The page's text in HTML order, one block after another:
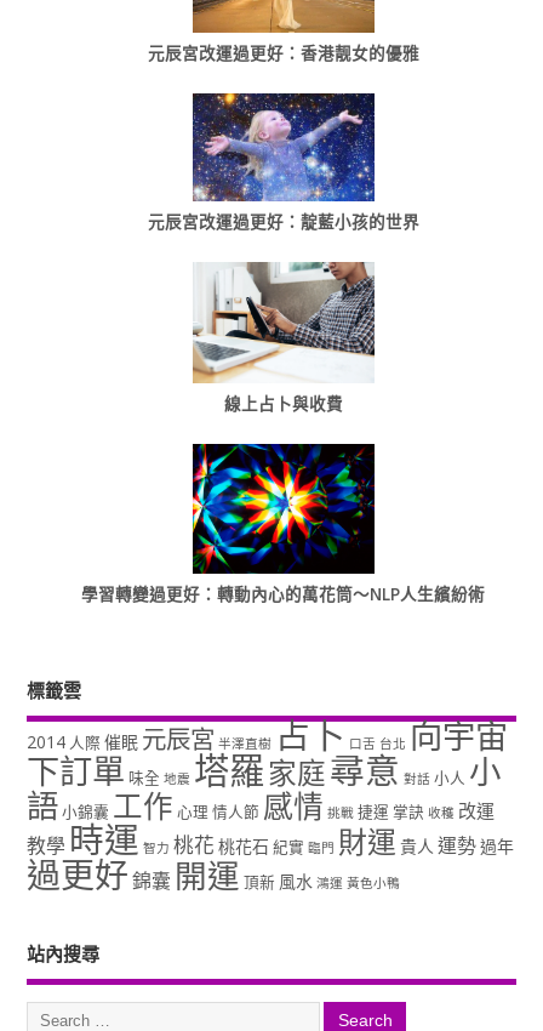
元辰宮改運過更好：香港靓女的優雅
元辰宮改運過更好：靛藍小孩的世界
線上占卜與收費
學習轉變過更好：轉動內心的萬花筒～NLP人生繽紛術
標籤雲
2014 人際 催眠 元辰宮 半澤直樹 占卜 口舌 台北 向宇宙
下訂單 味全 地震 塔羅家庭尋意 對話 小人 小
語小錦囊 工作 心理 情人節 感情 挑戰 捷運 掌訣 收穫 改運
教學 時運 智力 桃花 桃花石 紀實 臨門 財運 貴人 運勢過年
過更好錦囊 開運 頂新 風水 鴻運 黃色小鴨
站內搜尋